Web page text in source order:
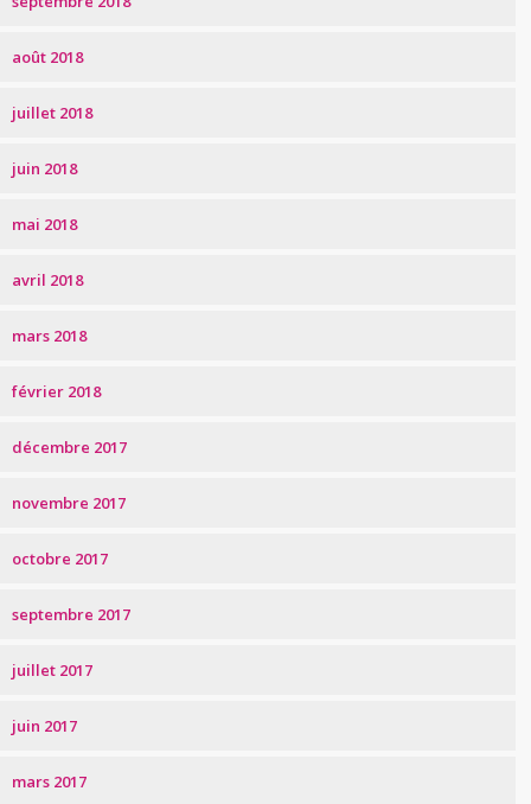
août 2018
juillet 2018
juin 2018
mai 2018
avril 2018
mars 2018
février 2018
décembre 2017
novembre 2017
octobre 2017
septembre 2017
juillet 2017
juin 2017
mars 2017